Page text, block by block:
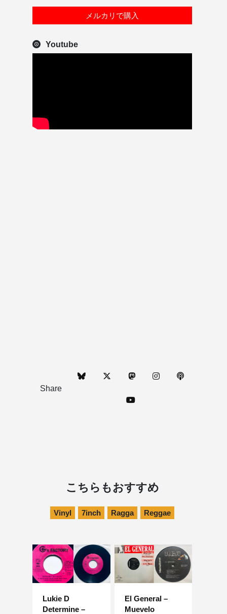
メルカリで購入
Youtube
Share
こちらもおすすめ
Vinyl 7inch Ragga Reggae
Lukie D
Determine –
El General –
Muevelo